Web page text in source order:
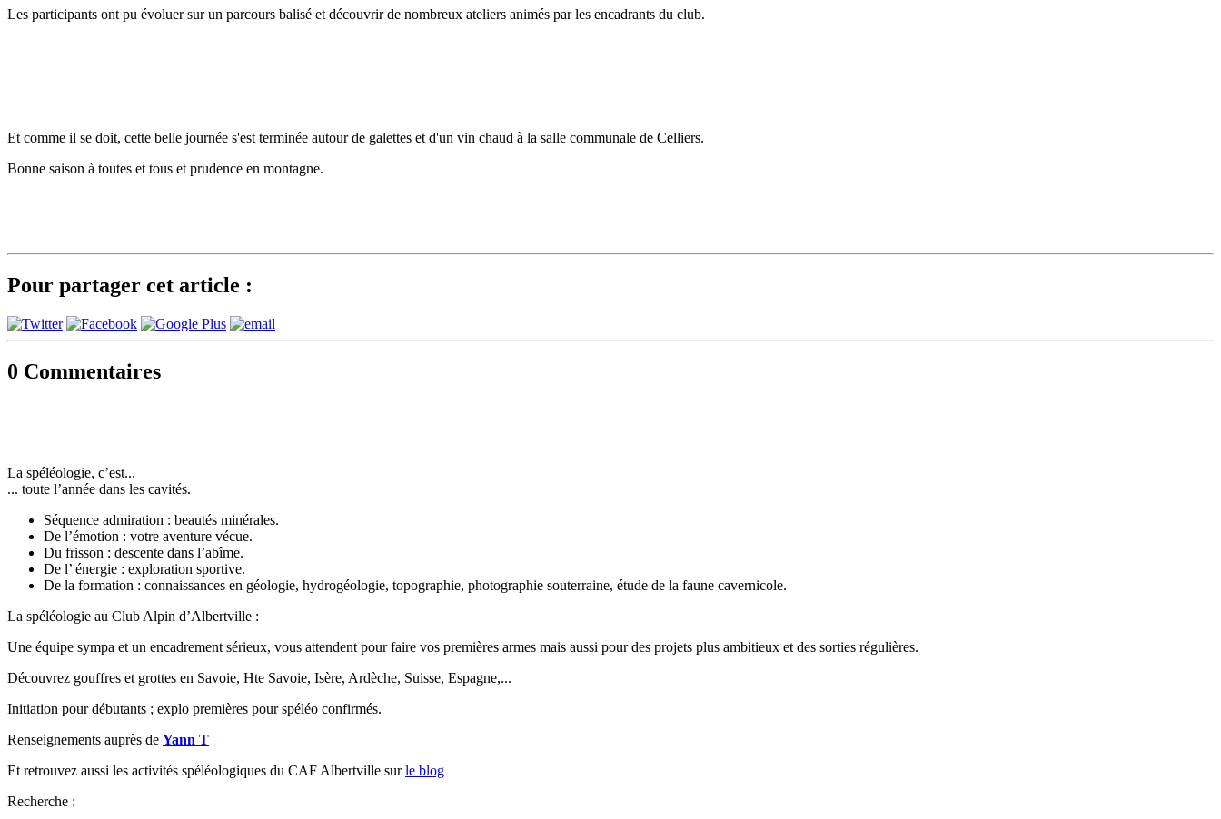
Les participants ont pu évoluer sur un parcours balisé et découvrir de nombreux ateliers animés par les encadrants du club.
Et comme il se doit, cette belle journée s'est terminée autour de galettes et d'un vin chaud à la salle communale de Celliers.
Bonne saison à toutes et tous et prudence en montagne.
Pour partager cet article :
0 Commentaires
La spéléologie, c’est...
... toute l’année dans les cavités.
Séquence admiration : beautés minérales.
De l’émotion : votre aventure vécue.
Du frisson : descente dans l’abîme.
De l’ énergie : exploration sportive.
De la formation : connaissances en géologie, hydrogéologie, topographie, photographie souterraine, étude de la faune cavernicole.
La spéléologie au Club Alpin d’Albertville :
Une équipe sympa et un encadrement sérieux, vous attendent pour faire vos premières armes mais aussi pour des projets plus ambitieux et des sorties régulières.
Découvrez gouffres et grottes en Savoie, Hte Savoie, Isère, Ardèche, Suisse, Espagne,...
Initiation pour débutants ; explo premières pour spéléo confirmés.
Renseignements auprès de Yann T
Et retrouvez aussi les activités spéléologiques du CAF Albertville surle blog
Recherche :